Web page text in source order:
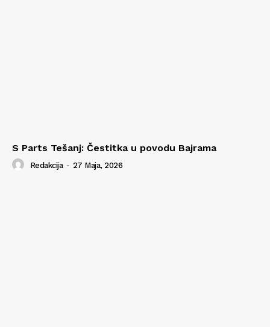
S Parts Tešanj: Čestitka u povodu Bajrama
Redakcija - 27 Maja, 2026